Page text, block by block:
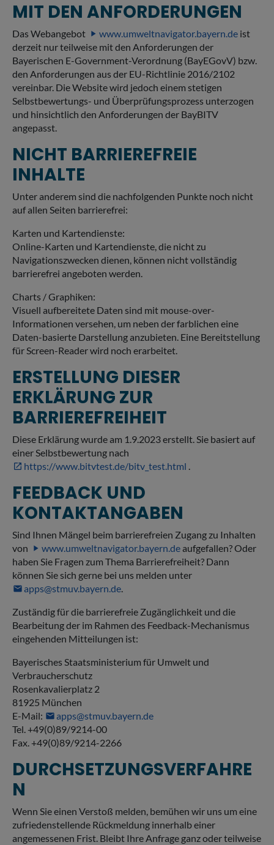
MIT DEN ANFORDERUNGEN
Das Webangebot www.umweltnavigator.bayern.de ist
derzeit nur teilweise mit den Anforderungen der
Bayerischen E-Government-Verordnung (BayEGovV) bzw.
den Anforderungen aus der EU-Richtlinie 2016/2102
vereinbar. Die Website wird jedoch einem stetigen
Selbstbewertungs- und Überprüfungsprozess unterzogen
und hinsichtlich den Anforderungen der BayBITV
angepasst.
NICHT BARRIEREFREIE
INHALTE
Unter anderem sind die nachfolgenden Punkte noch nicht
auf allen Seiten barrierefrei:
Karten und Kartendienste:
Online-Karten und Kartendienste, die nicht zu
Navigationszwecken dienen, können nicht vollständig
barrierefrei angeboten werden.
Charts / Graphiken:
Visuell aufbereitete Daten sind mit mouse-over-
Informationen versehen, um neben der farblichen eine
Daten-basierte Darstellung anzubieten. Eine Bereitstellung
für Screen-Reader wird noch erarbeitet.
ERSTELLUNG DIESER
ERKLÄRUNG ZUR
BARRIEREFREIHEIT
Diese Erklärung wurde am 1.9.2023 erstellt. Sie basiert auf
einer Selbstbewertung nach
https://www.bitvtest.de/bitv_test.html .
FEEDBACK UND
KONTAKTANGABEN
Sind Ihnen Mängel beim barrierefreien Zugang zu Inhalten
von
www.umweltnavigator.bayern.deaufgefallen? Oder
haben Sie Fragen zum Thema Barrierefreiheit? Dann
können Sie sich gerne bei uns melden unter
apps@stmuv.bayern.de.
Zuständig für die barrierefreie Zugänglichkeit und die
Bearbeitung der im Rahmen des Feedback-Mechanismus
eingehenden Mitteilungen ist:
Bayerisches Staatsministerium für Umwelt und
Verbraucherschutz
Rosenkavalierplatz 2
81925 München
E-Mail:
apps@stmuv.bayern.de
Tel. +49(0)89/9214-00
Fax. +49(0)89/9214-2266
DURCHSETZUNGSVERFAHRE
N
Wenn Sie einen Verstoß melden, bemühen wir uns um eine
zufriedenstellende Rückmeldung innerhalb einer
angemessenen Frist. Bleibt Ihre Anfrage ganz oder teilweise